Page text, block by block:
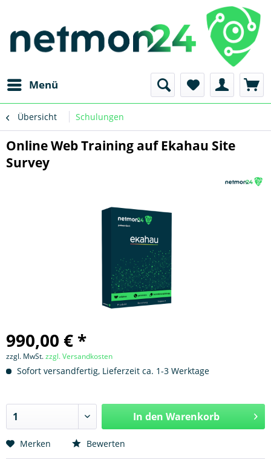
Menü
Übersicht Schulungen
Online Web Training auf Ekahau Site
Survey
990,00 € *
zzgl. MwSt.zzgl. Versandkosten
Sofort versandfertig, Lieferzeit ca. 1-3 Werktage
In den Warenkorb
Merken Bewerten